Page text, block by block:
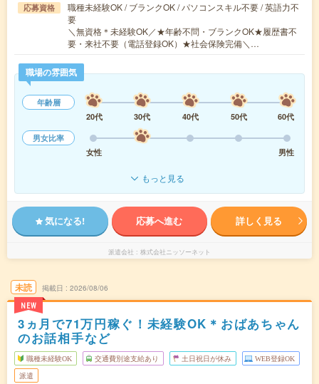
応募資格
職種未経験OK / ブランクOK / パソコンスキル不要 / 英語力不
要
＼無資格＊未経験OK／★年齢不問・ブランクOK★履歴書不
要・来社不要（電話登録OK）★社会保険完備＼…
職場の雰囲気
年齢層
20代
30代 40代 50代
60代
男女比率
女性
男性
もっと見る
気になる! 応募へ進む 詳しく見る
派遣会社 株式会社ニッソーネット
未読
NEW
掲載日 2026/08/06
3ヵ月で71万円稼ぐ！未経験OK＊おばあちゃん
のお話相手など
職種未経験OK 交通費別途支給あり 土日祝日が休み WEB登録OK
派遣